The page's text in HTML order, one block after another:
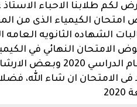
لكم طلابنا الاحباء
وطالبات الشهاده الثانويه
الامتحان النهائي في
في الكيمياء للعام
الامتحان ان شاء الله،